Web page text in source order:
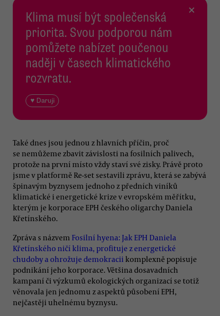
Klima musí být společenská
priorita. Svou podporou nám
pomůžete nabízet poučenou
naději v časech klimatického
rozvratu.
♥ Daruji
×
Také dnes jsou jednou z hlavních příčin, proč
se nemůžeme zbavit závislosti na fosilních palivech,
protože na první místo vždy staví své zisky. Právě proto
jsme v platformě Re-set sestavili zprávu, která se zabývá
špinavým byznysem jednoho z předních viníků
klimatické i energetické krize v evropském měřítku,
kterým je korporace EPH českého oligarchy Daniela
Křetínského.
Zpráva s názvem Fosilní hyena: Jak EPH Daniela
Křetínského ničí klima, profituje z energetické
chudoby a ohrožuje demokracii komplexně popisuje
podnikání jeho korporace. Většina dosavadních
kampaní či výzkumů ekologických organizací se totiž
věnovala jen jednomu z aspektů působení EPH,
nejčastěji uhelnému byznysu.